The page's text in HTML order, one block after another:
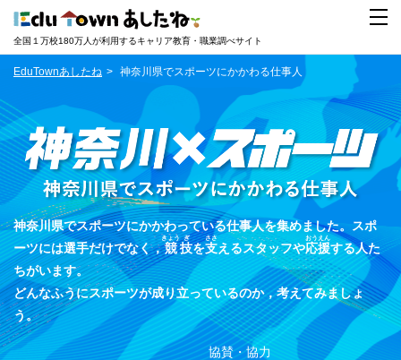
全国１万校180万人が利用するキャリア教育・職業調べサイト
EduTownあしたね 神奈川県でスポーツにかかわる仕事人
神奈川県でスポーツにかかわっている仕事人を集めました。スポ
ーツには選手だけでなく，競
きょう
技
ぎ
を支
ささ
えるスタッフや応
おう
援
えん
する人た
ちがいます。
どんなふうにスポーツが成り立っているのか，考えてみましょ
う。
協賛・協力